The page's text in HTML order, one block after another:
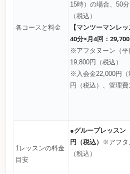
各コースと料金
15時）の場合、50
（税込）
【マンツーマンレッ
40分×月4回：29,700
※アフタヌーン（平
19,800円（税込）
※入会金22,000円（
円（税込）、管理費
1レッスンの料金
目安
●グループレッスン
円（税込）
※アフタ
（税込）